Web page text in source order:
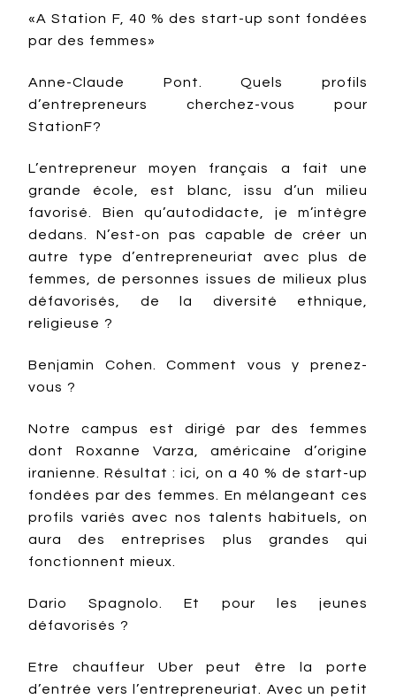
«A Station F, 40 % des start-up sont fondées
par des femmes»
Anne-Claude Pont. Quels profils
d’entrepreneurs cherchez-vous pour
StationF?
L’entrepreneur moyen français a fait une
grande école, est blanc, issu d’un milieu
favorisé. Bien qu’autodidacte, je m’intègre
dedans. N’est-on pas capable de créer un
autre type d’entrepreneuriat avec plus de
femmes, de personnes issues de milieux plus
défavorisés, de la diversité ethnique,
religieuse ?
Benjamin Cohen. Comment vous y prenez-
vous ?
Notre campus est dirigé par des femmes
dont Roxanne Varza, américaine d’origine
iranienne. Résultat : ici, on a 40 % de start-up
fondées par des femmes. En mélangeant ces
profils variés avec nos talents habituels, on
aura des entreprises plus grandes qui
fonctionnent mieux.
Dario Spagnolo. Et pour les jeunes
défavorisés ?
Etre chauffeur Uber peut être la porte
d’entrée vers l’entrepreneuriat. Avec un petit